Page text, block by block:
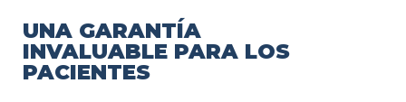
UNA GARANTÍA
INVALUABLE PARA LOS
PACIENTES